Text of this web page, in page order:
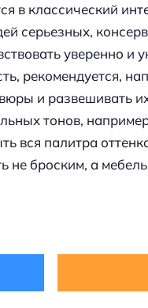
в классический
серьезных,
уверенно и
рекомендуется,
и развешивать
тонов,
вся палитра
броским, а